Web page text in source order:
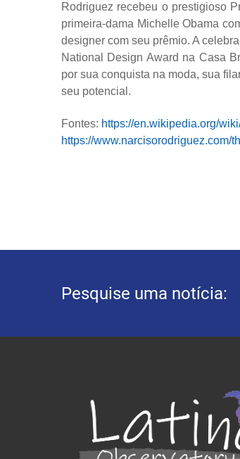
Rodriguez recebeu o prestigioso
primeira-dama Michelle Obama
designer com seu prêmio. A
National Design Award na Casa
por sua conquista na moda, sua
seu potencial.
Fontes: https://en.wikipedia.org/
https://www.narcisorodriguez.com/
Pesquise uma notícia: